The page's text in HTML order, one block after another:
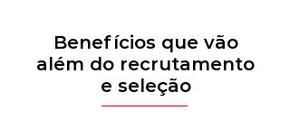
Benefícios que vão
além do recrutamento
e seleção